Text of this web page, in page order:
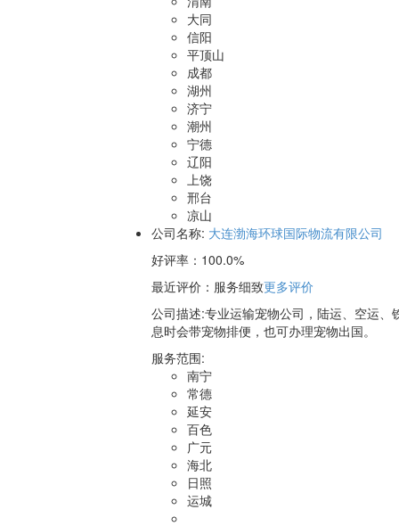
大同
信阳
平顶山
成都
湖州
济宁
潮州
宁德
辽阳
上饶
邢台
凉山
公司名称: 大连渤海环球国际物流有限公司
好评率： 100.0%
最近评价 ：服务细致更多评价
公司描述:专业运输宠物公司，陆运、空运
息时会带宠物排便，也可办理宠物出国。
服务范围:
南宁
常德
延安
百色
广元
海北
日照
运城